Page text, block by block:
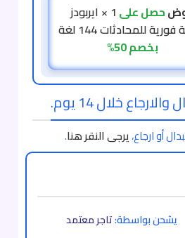
حصل على 1 × ايربودز
للمحادثات 144 لغة
بخصم 50%
خلال 14 يوم.
أو ارجاع،يرجى النقر هنا.
يشحن بواسطة:تاجر معتمد